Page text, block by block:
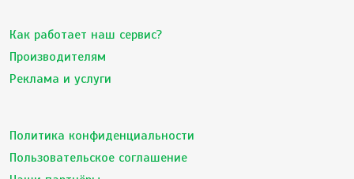
Как работает наш сервис?
Производителям
Реклама и услуги
Политика конфиденциальности
Пользовательское соглашение